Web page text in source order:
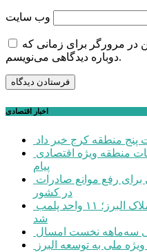
وب‌ سایت
در مرورگر برای زمانی که
دوباره دیدگاهی می‌نویسم.
اخبار اقتصادی
پنج منطقه کرج خبر داد
پیام
در کشور
شد
ملی به توسعه البرز